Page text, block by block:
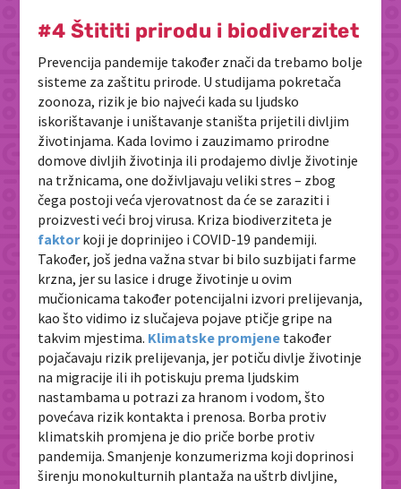
#4 Štititi prirodu i biodiverzitet
Prevencija pandemije također znači da trebamo bolje
sisteme za zaštitu prirode. U studijama pokretača
zoonoza, rizik je bio najveći kada su ljudsko
iskorištavanje i uništavanje staništa prijetili divljim
životinjama. Kada lovimo i zauzimamo prirodne
domove divljih životinja ili prodajemo divlje životinje
na tržnicama, one doživljavaju veliki stres – zbog
čega postoji veća vjerovatnost da će se zaraziti i
proizvesti veći broj virusa. Kriza biodiverziteta je
faktorkoji je doprinijeo i COVID-19 pandemiji.
Također, još jedna važna stvar bi bilo suzbijati farme
krzna, jer su lasice i druge životinje u ovim
mučionicama također potencijalni izvori prelijevanja,
kao što vidimo iz slučajeva pojave ptičje gripe na
takvim mjestima. Klimatske promjene također
pojačavaju rizik prelijevanja, jer potiču divlje životinje
na migracije ili ih potiskuju prema ljudskim
nastambama u potrazi za hranom i vodom, što
povećava rizik kontakta i prenosa. Borba protiv
klimatskih promjena je dio priče borbe protiv
pandemija. Smanjenje konzumerizma koji doprinosi
širenju monokulturnih plantaža na uštrb divljine,